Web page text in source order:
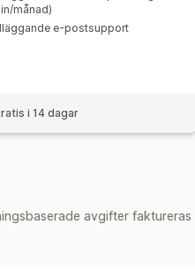
månad)
e-postsupport
i 14 dagar
avgifter faktureras